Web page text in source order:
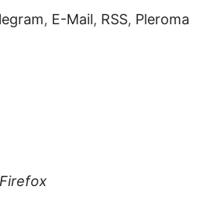
, E-Mail, RSS, Pleroma